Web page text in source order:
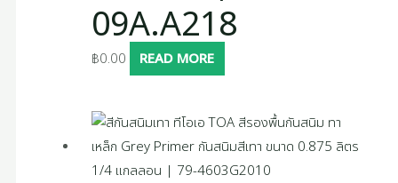
09A.A218
฿0.00 READ MORE